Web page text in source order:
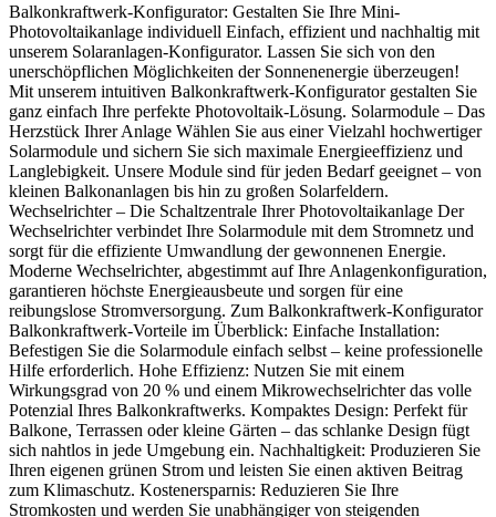
Balkonkraftwerk-Konfigurator: Gestalten Sie Ihre Mini-
Photovoltaikanlage individuell Einfach, effizient und nachhaltig mit
unserem Solaranlagen-Konfigurator. Lassen Sie sich von den
unerschöpflichen Möglichkeiten der Sonnenenergie überzeugen!
Mit unserem intuitiven Balkonkraftwerk-Konfigurator gestalten Sie
ganz einfach Ihre perfekte Photovoltaik-Lösung. Solarmodule – Das
Herzstück Ihrer Anlage Wählen Sie aus einer Vielzahl hochwertiger
Solarmodule und sichern Sie sich maximale Energieeffizienz und
Langlebigkeit. Unsere Module sind für jeden Bedarf geeignet – von
kleinen Balkonanlagen bis hin zu großen Solarfeldern.
Wechselrichter – Die Schaltzentrale Ihrer Photovoltaikanlage Der
Wechselrichter verbindet Ihre Solarmodule mit dem Stromnetz und
sorgt für die effiziente Umwandlung der gewonnenen Energie.
Moderne Wechselrichter, abgestimmt auf Ihre Anlagenkonfiguration,
garantieren höchste Energieausbeute und sorgen für eine
reibungslose Stromversorgung. Zum Balkonkraftwerk-Konfigurator
Balkonkraftwerk-Vorteile im Überblick: Einfache Installation:
Befestigen Sie die Solarmodule einfach selbst – keine professionelle
Hilfe erforderlich. Hohe Effizienz: Nutzen Sie mit einem
Wirkungsgrad von 20 % und einem Mikrowechselrichter das volle
Potenzial Ihres Balkonkraftwerks. Kompaktes Design: Perfekt für
Balkone, Terrassen oder kleine Gärten – das schlanke Design fügt
sich nahtlos in jede Umgebung ein. Nachhaltigkeit: Produzieren Sie
Ihren eigenen grünen Strom und leisten Sie einen aktiven Beitrag
zum Klimaschutz. Kostenersparnis: Reduzieren Sie Ihre
Stromkosten und werden Sie unabhängiger von steigenden